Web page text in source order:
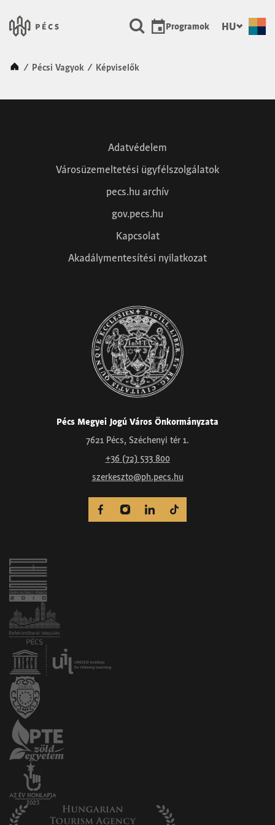
Városunk Pécs Programok HU
Kezdőlap
/ Pécsi Vagyok / Képviselők
Képviselők
Adatvédelem
Városüzemeltetési ügyfélszolgálatok
pecs.hu archív
gov.pecs.hu
Kapcsolat
Akadálymentesítési nyilatkozat
Pécs Megyei Jogú Város Önkormányzata
7621 Pécs, Széchenyi tér 1.
+36 (72) 533 800
szerkeszto@ph.pecs.hu